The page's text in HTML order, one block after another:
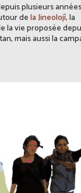
plusieurs
dela Jineolojî,la
la vie proposée
mais aussi la